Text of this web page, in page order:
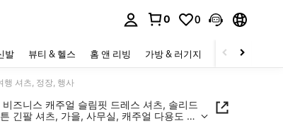
0 0
발 뷰티 & 헬스 홈 앤 리빙 가방 & 러기지 스포츠 & 아웃
행 셔츠, 정장, 행사
즈니스 캐주얼 슬림핏 드레스 셔츠, 솔리드
긴팔 셔츠, 가을, 사무실, 캐주얼 다용도 여